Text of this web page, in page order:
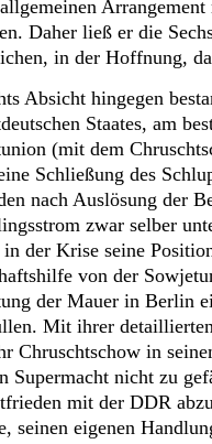
Daher ließ er die
in der Hoffnung,
Absicht hingegen
Staates, am
(mit dem
Schließung des
nach Auslösung der
zwar selber
der Krise seine
von der
der Mauer in Berlin
Mit ihrer
Chruschtschow in
Supermacht nicht zu
mit der DDR
seinen eigenen